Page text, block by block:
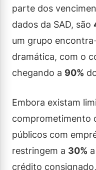
parte dos
dados da SAD, são
um grupo
dramática, com o
chegando a 90%
Embora existam
comprometimento
públicos com
restringem a 30% a
crédito